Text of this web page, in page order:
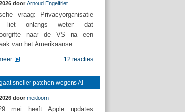
door Arnoud Engelfriet
vraag: Privacyorganisatie
liet onlangs weten dat
naar de VS na een
van het Amerikaanse ...
12 reacties
sneller patchen wegens AI
door meidoorn
mei heeft Apple updates